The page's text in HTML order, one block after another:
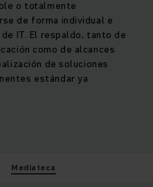
o totalmente
de forma individual e
IT. El respaldo, tanto de
como de alcances
de soluciones
estándar ya
Mediateca